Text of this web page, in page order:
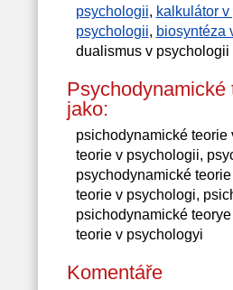
psychologii, kalkulátor
psychologii, biosyntéza
dualismus v psychologii
jako:
psichodynamické
teorie v psychologii,
psychodynamické
teorie v psychologi,
psichodynamické
teorie v psychologyi
Komentáře